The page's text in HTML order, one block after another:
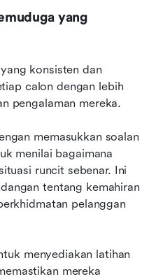
yang
konsisten dan
calon dengan lebih
pengalaman mereka.
memasukkan soalan
menilai bagaimana
runcit sebenar. Ini
tentang kemahiran
pelanggan
menyediakan latihan
mereka